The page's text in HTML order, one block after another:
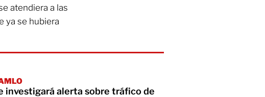
atendiera a las
ya se hubiera
investigará alerta sobre tráfico de